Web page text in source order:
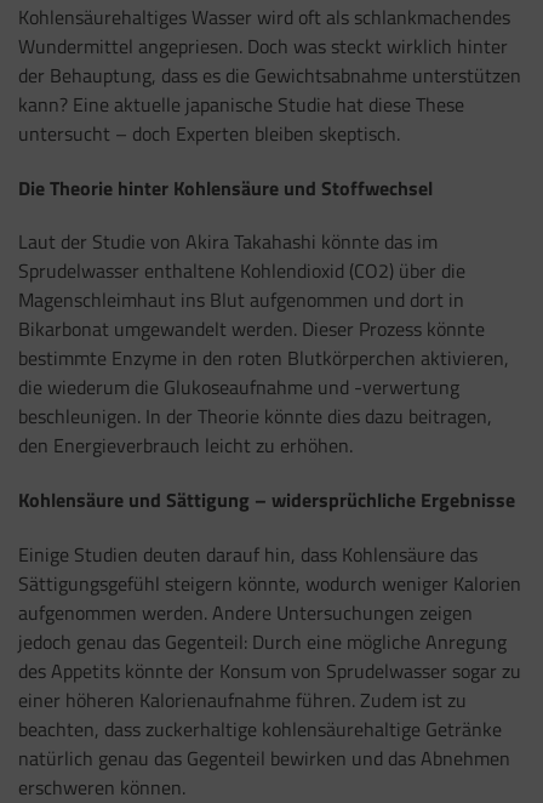
Kohlensäurehaltiges Wasser wird oft als schlankmachendes
Wundermittel angepriesen. Doch was steckt wirklich hinter
der Behauptung, dass es die Gewichtsabnahme unterstützen
kann? Eine aktuelle japanische Studie hat diese These
untersucht – doch Experten bleiben skeptisch.
Die Theorie hinter Kohlensäure und Stoffwechsel
Laut der Studie von Akira Takahashi könnte das im
Sprudelwasser enthaltene Kohlendioxid (CO2) über die
Magenschleimhaut ins Blut aufgenommen und dort in
Bikarbonat umgewandelt werden. Dieser Prozess könnte
bestimmte Enzyme in den roten Blutkörperchen aktivieren,
die wiederum die Glukoseaufnahme und -verwertung
beschleunigen. In der Theorie könnte dies dazu beitragen,
den Energieverbrauch leicht zu erhöhen.
Kohlensäure und Sättigung – widersprüchliche Ergebnisse
Einige Studien deuten darauf hin, dass Kohlensäure das
Sättigungsgefühl steigern könnte, wodurch weniger Kalorien
aufgenommen werden. Andere Untersuchungen zeigen
jedoch genau das Gegenteil: Durch eine mögliche Anregung
des Appetits könnte der Konsum von Sprudelwasser sogar zu
einer höheren Kalorienaufnahme führen. Zudem ist zu
beachten, dass zuckerhaltige kohlensäurehaltige Getränke
natürlich genau das Gegenteil bewirken und das Abnehmen
erschweren können.